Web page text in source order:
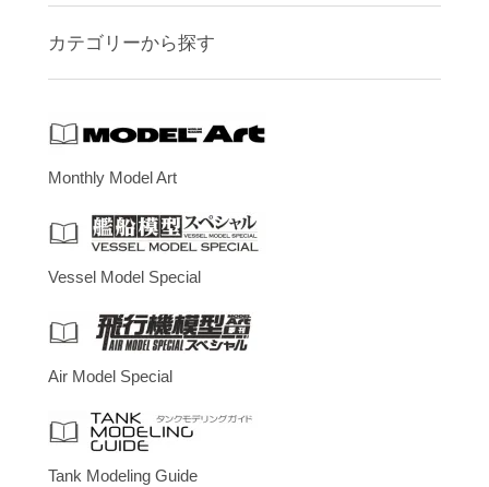
カテゴリーから探す
Monthly Model Art
Vessel Model Special
Air Model Special
Tank Modeling Guide